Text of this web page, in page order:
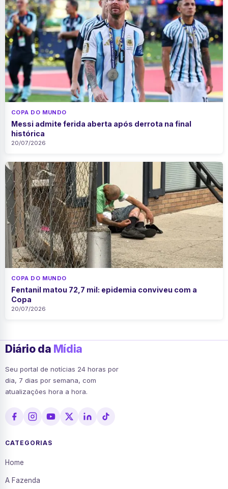
COPA DO MUNDO
Messi admite ferida aberta após derrota na final
histórica
20/07/2026
COPA DO MUNDO
Fentanil matou 72,7 mil: epidemia conviveu com a
Copa
20/07/2026
Diário da Mídia
Seu portal de notícias 24 horas por
dia, 7 dias por semana, com
atualizações hora a hora.
CATEGORIAS
Home
A Fazenda